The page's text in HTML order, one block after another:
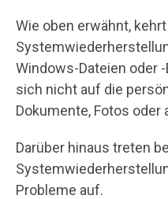
Wie oben erwähnt,
Windows-Dateien oder
sich nicht auf die
Dokumente, Fotos oder
Darüber hinaus treten
Probleme auf.